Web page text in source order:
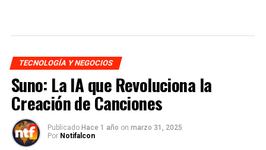
TECNOLOGÍA Y NEGOCIOS
Suno: La IA que Revoluciona la
Creación de Canciones
Publicado Hace 1 año on marzo 31, 2025
Por Notifalcon